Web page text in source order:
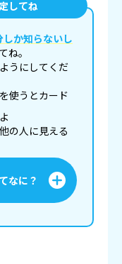
してね
しか知らないし
ね。
うにしてくだ
を使うとカード
の人に見える
なに？